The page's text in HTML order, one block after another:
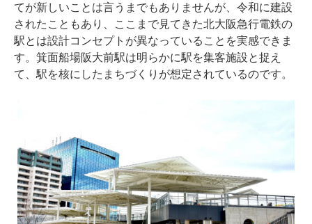
てが新しいことは言うまでもありませんが、令和に建設
されたこともあり、ここまで見てきた北大阪急行電鉄の
駅とは設計コンセプトが異なっていることを実感できま
す。箕面船場阪大前駅は明らかに駅を集客施設と捉え
て、駅を核にしたまちづくりが想定されているのです。